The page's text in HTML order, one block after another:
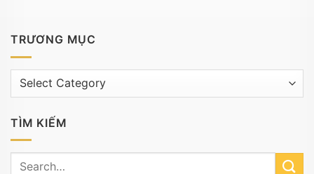
TRƯƠNG MỤC
Trương
TÌM KIẾM